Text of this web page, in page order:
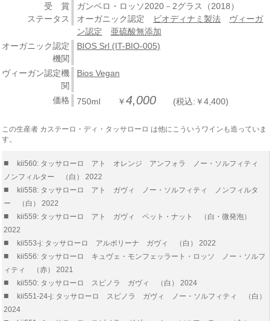
受 賞
ガンベロ・ロッソ2020－2グラス（2018）
ステータス
オーガニック認定 ビオディナミ製法
ヴィーガ
ン認定
亜硫酸無添加
オーガニック認定
機関
BIOS Srl (IT-BIO-005)
ヴィーガン認定機
関
Bios Vegan
価格 750ml ￥4,000 (税込:￥4,400)
この生産者 カステーロ・ディ・タッサローロ は他にこういうワインも造っていま
す。
■ kii560: タッサローロ アト オレンジ アンフォラ ノー・ソルフィティ
ノンフィルター （白） 2022
■ kii558: タッサローロ アト ガヴィ ノー・ソルフィティ ノンフィルタ
ー （白） 2022
■ kii559: タッサローロ アト ガヴィ ペット・ナット （白・微発泡）
2022
■ kii553-j: タッサローロ アルボリーナ ガヴィ （白） 2022
■ kii556: タッサローロ キュヴェ・モンフェッラート・ロッソ ノー・ソルフ
ィティ （赤） 2021
■ kii550: タッサローロ スピノラ ガヴィ （白） 2024
■ kii551-24-j: タッサローロ スピノラ ガヴィ ノー・ソルフィティ （白）
2024